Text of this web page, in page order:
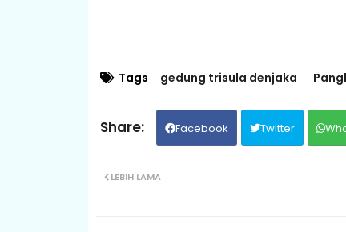
Tags gedung trisula denjaka
Facebook Twitter
LEBIH LAMA